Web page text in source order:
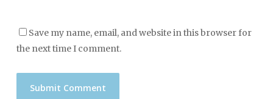
Save my name, email, and website in this browser for
the next time I comment.